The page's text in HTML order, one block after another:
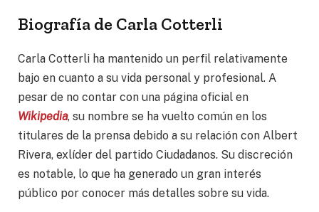
Biografía de Carla Cotterli
Carla Cotterli ha mantenido un perfil relativamente
bajo en cuanto a su vida personal y profesional. A
pesar de no contar con una página oficial en
Wikipedia, su nombre se ha vuelto común en los
titulares de la prensa debido a su relación con Albert
Rivera, exlíder del partido Ciudadanos. Su discreción
es notable, lo que ha generado un gran interés
público por conocer más detalles sobre su vida.